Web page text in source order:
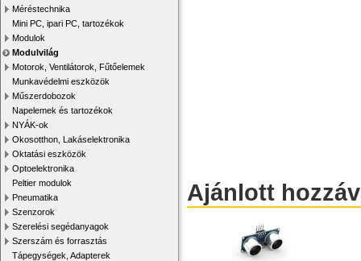
Méréstechnika
Mini PC, ipari PC, tartozékok
Modulok
Modulvilág
Motorok, Ventilátorok, Fűtőelemek
Munkavédelmi eszközök
Műszerdobozok
Napelemek és tartozékok
NYÁK-ok
Okosotthon, Lakáselektronika
Oktatási eszközök
Optoelektronika
Peltier modulok
Pneumatika
Szenzorok
Szerelési segédanyagok
Szerszám és forrasztás
Tápegységek, Adapterek
Ajánlott